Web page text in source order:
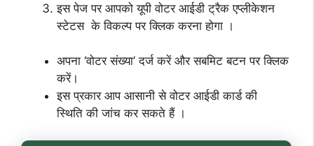
इस पेज पर आपको यूपी वोटर आईडी ट्रैक एप्लीकेशन
स्टेटस के विकल्प पर क्लिक करना होगा ।
अपना ‘वोटर संख्या’ दर्ज करें और सबमिट बटन पर क्लिक
करें।
इस प्रकार आप आसानी से वोटर आईडी कार्ड की
स्थिति की जांच कर सकते हैं ।